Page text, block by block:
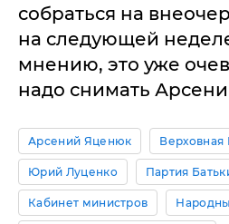
собраться на
на следующей
мнению, это уже
надо снимать
Арсений Яценюк Верховная
Юрий Луценко Партия
Кабинет министров